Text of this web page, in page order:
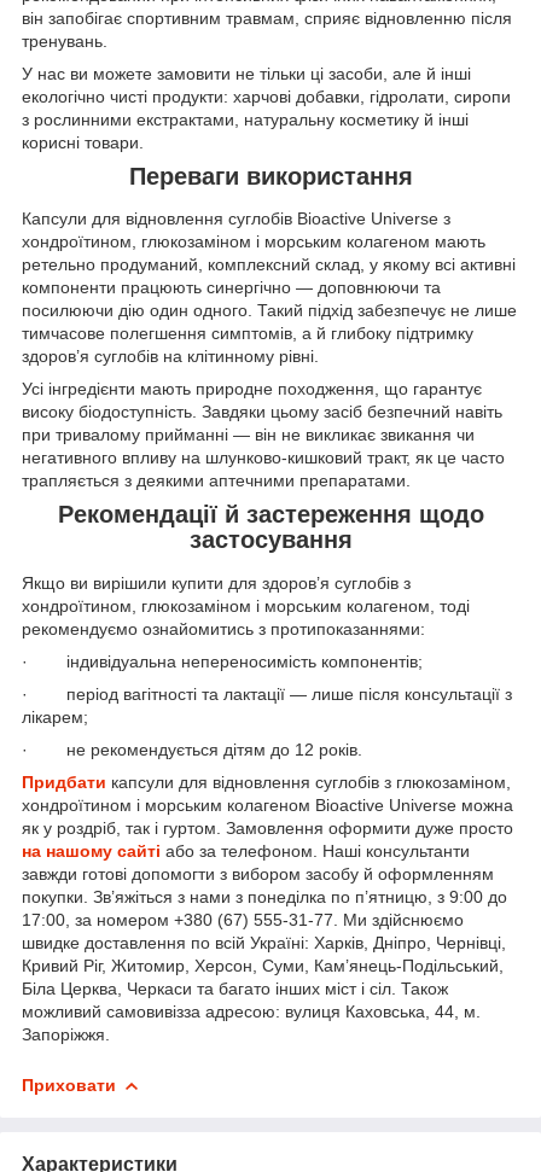
він запобігає спортивним травмам, сприяє відновленню після
тренувань.
У нас ви можете замовити не тільки ці засоби, але й інші
екологічно чисті продукти: харчові добавки, гідролати, сиропи
з рослинними екстрактами, натуральну косметику й інші
корисні товари.
Переваги використання
Капсули для відновлення суглобів Bioactive Universe з
хондроїтином, глюкозаміном і морським колагеном мають
ретельно продуманий, комплексний склад, у якому всі активні
компоненти працюють синергічно — доповнюючи та
посилюючи дію один одного. Такий підхід забезпечує не лише
тимчасове полегшення симптомів, а й глибоку підтримку
здоров’я суглобів на клітинному рівні.
Усі інгредієнти мають природне походження, що гарантує
високу біодоступність. Завдяки цьому засіб безпечний навіть
при тривалому прийманні — він не викликає звикання чи
негативного впливу на шлунково-кишковий тракт, як це часто
трапляється з деякими аптечними препаратами.
Рекомендації й застереження щодо
застосування
Якщо ви вирішили купити для здоров’я суглобів з
хондроїтином, глюкозаміном і морським колагеном, тоді
рекомендуємо ознайомитись з протипоказаннями:
· індивідуальна непереносимість компонентів;
· період вагітності та лактації — лише після консультації з
лікарем;
· не рекомендується дітям до 12 років.
Придбати капсули для відновлення суглобів з глюкозаміном,
хондроїтином і морським колагеном Bioactive Universe можна
як у роздріб, так і гуртом. Замовлення оформити дуже просто
на нашому сайті або за телефоном. Наші консультанти
завжди готові допомогти з вибором засобу й оформленням
покупки. Зв’яжіться з нами з понеділка по п’ятницю, з 9:00 до
17:00, за номером +380 (67) 555-31-77. Ми здійснюємо
швидке доставлення по всій Україні: Харків, Дніпро, Чернівці,
Кривий Ріг, Житомир, Херсон, Суми, Кам’янець-Подільський,
Біла Церква, Черкаси та багато інших міст і сіл. Також
можливий самовивізза адресою: вулиця Каховська, 44, м.
Запоріжжя.
Приховати
Характеристики